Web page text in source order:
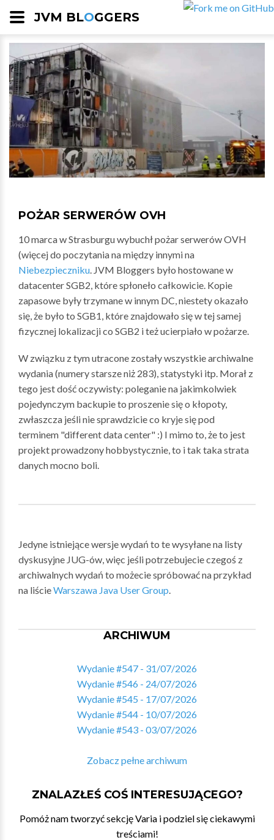
JVM BLOGGERS
POŻAR SERWERÓW OVH
10 marca w Strasburgu wybuchł pożar serwerów OVH
(więcej do poczytania na między innymi na
Niebezpieczniku. JVM Bloggers było hostowane w
datacenter SGB2, które spłoneło całkowicie. Kopie
zapasowe były trzymane w innym DC, niestety okazało
się, że było to SGB1, które znajdowało się w tej samej
fizycznej lokalizacji co SGB2 i też ucierpiało w pożarze.
W związku z tym utracone zostały wszystkie archiwalne
wydania (numery starsze niż 283), statystyki itp. Morał z
tego jest dość oczywisty: poleganie na jakimkolwiek
pojedynczym backupie to proszenie się o kłopoty,
zwłaszcza jeśli nie sprawdzicie co kryje się pod
terminem "different data center" :) I mimo to, że to jest
projekt prowadzony hobbystycznie, to i tak taka strata
danych mocno boli.
Jedyne istniejące wersje wydań to te wysyłane na listy
dyskusyjne JUG-ów, więc jeśli potrzebujecie czegoś z
archiwalnych wydań to możecie spróbować na przykład
na liścieWarszawa Java User Group.
ARCHIWUM
Wydanie #547 - 31/07/2026
Wydanie #546 - 24/07/2026
Wydanie #545 - 17/07/2026
Wydanie #544 - 10/07/2026
Wydanie #543 - 03/07/2026
Zobacz pełne archiwum
ZNALAZŁEŚ COŚ INTERESUJĄCEGO?
Pomóż nam tworzyć sekcję Varia i podziel się ciekawymi
treściami!